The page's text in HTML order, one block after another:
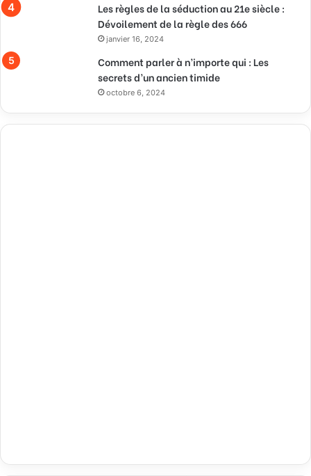
Les règles de la séduction au 21e siècle :
Dévoilement de la règle des 666
janvier 16, 2024
Comment parler à n’importe qui : Les
secrets d’un ancien timide
octobre 6, 2024